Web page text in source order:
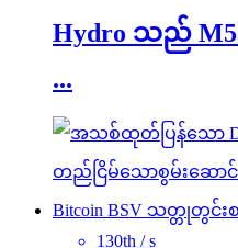
Hydro သည်
...
130th / s